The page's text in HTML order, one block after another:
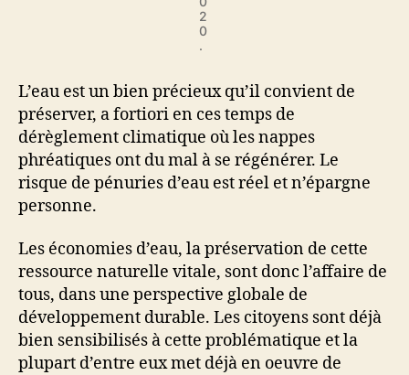
2
0
.
L’eau est un bien précieux qu’il convient de
préserver, a fortiori en ces temps de
dérèglement climatique où les nappes
phréatiques ont du mal à se régénérer. Le
risque de pénuries d’eau est réel et n’épargne
personne.
Les économies d’eau, la préservation de cette
ressource naturelle vitale, sont donc l’affaire de
tous, dans une perspective globale de
développement durable. Les citoyens sont déjà
bien sensibilisés à cette problématique et la
plupart d’entre eux met déjà en oeuvre de